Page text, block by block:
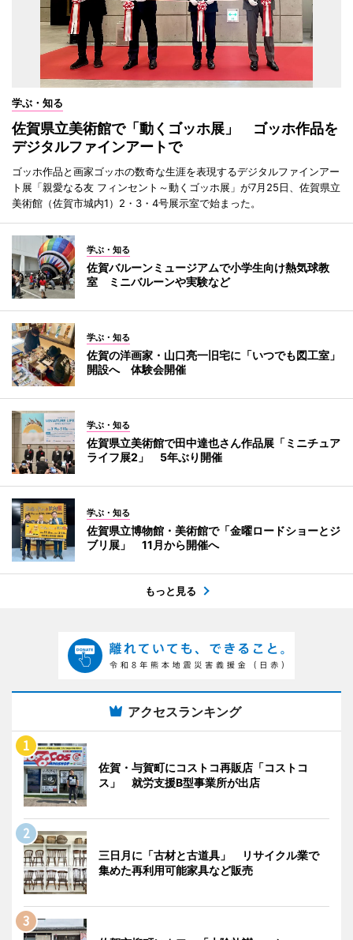
学ぶ・知る
佐賀県立美術館で「動くゴッホ展」 ゴッホ作品を
デジタルファインアートで
ゴッホ作品と画家ゴッホの数奇な生涯を表現するデジタルファインアー
ト展「親愛なる友 フィンセント～動くゴッホ展」が7月25日、佐賀県立
美術館（佐賀市城内1）2・3・4号展示室で始まった。
学ぶ・知る
佐賀バルーンミュージアムで小学生向け熱気球教
室 ミニバルーンや実験など
学ぶ・知る
佐賀の洋画家・山口亮一旧宅に「いつでも図工室」
開設へ 体験会開催
学ぶ・知る
佐賀県立美術館で田中達也さん作品展「ミニチュア
ライフ展2」 5年ぶり開催
学ぶ・知る
佐賀県立博物館・美術館で「金曜ロードショーとジ
ブリ展」 11月から開催へ
もっと見る
アクセスランキング
佐賀・与賀町にコストコ再販店「コストコ
ス」 就労支援B型事業所が出店
三日月に「古材と古道具」 リサイクル業で
集めた再利用可能家具など販売